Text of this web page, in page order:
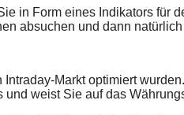
in Form eines Indikators für
absuchen und dann
Markt optimiert wurden.
weist Sie auf das